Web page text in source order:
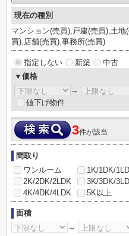
現在の種別
マンション(売買),戸建(売買),土地
買),店舗(売買),事務所(売買)
指定しない 新築
中古
▼価格
～
値下げ物件
3件が該当
間取り
ワンルーム
1K/1DK/
2K/2DK/2LDK
3K/3DK/
4K/4DK/4LDK
5K以上
面積
～